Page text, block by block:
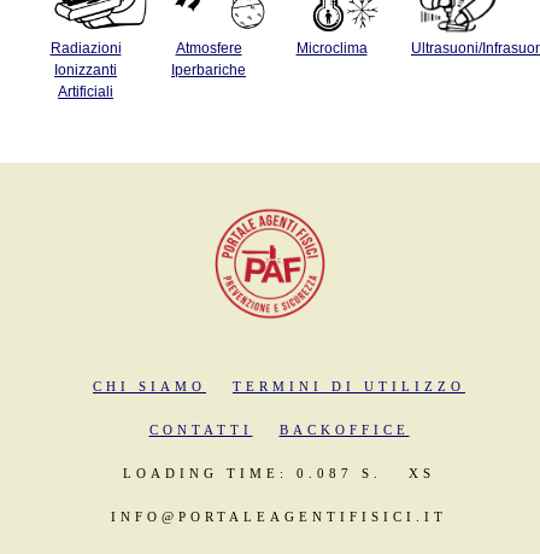
Radiazioni
Ionizzanti
Artificiali
Atmosfere
Iperbariche
Microclima Ultrasuoni/
CHI SIAMO TERMINI DI UTILIZZO
CONTATTI BACKOFFICE
LOADING TIME: 0.087 S. XS
INFO@PORTALEAGENTIFISICI.IT